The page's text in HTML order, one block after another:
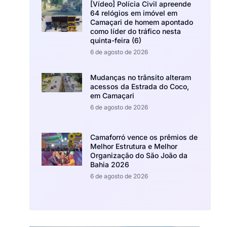
[Vídeo] Polícia Civil apreende
64 relógios em imóvel em
Camaçari de homem apontado
como líder do tráfico nesta
quinta-feira (6)
6 de agosto de 2026
Mudanças no trânsito alteram
acessos da Estrada do Coco,
em Camaçari
6 de agosto de 2026
Camaforró vence os prêmios de
Melhor Estrutura e Melhor
Organização do São João da
Bahia 2026
6 de agosto de 2026